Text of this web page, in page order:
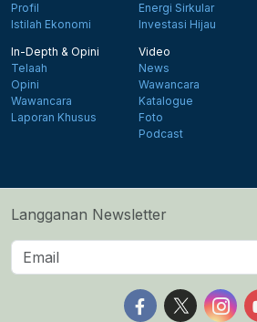
Profil
Istilah Ekonomi
Energi Sirkular
Investasi Hijau
In-Depth & Opini
Telaah
Opini
Wawancara
Laporan Khusus
Video
News
Wawancara
Katalogue
Foto
Podcast
Langganan Newsletter
Follow us on
Follow